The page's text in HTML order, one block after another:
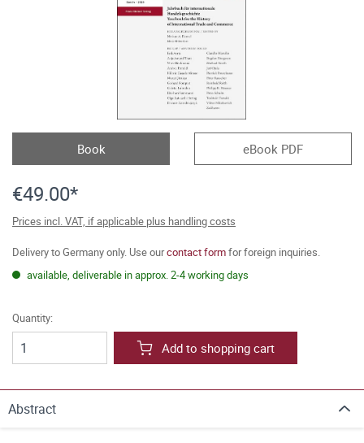
Book eBook PDF
€49.00*
Prices incl. VAT, if applicable plus handling costs
Delivery to Germany only. Use ourcontact formfor foreign inquiries.
available, deliverable in approx. 2-4 working days
Quantity:
Add to shopping cart
Abstract